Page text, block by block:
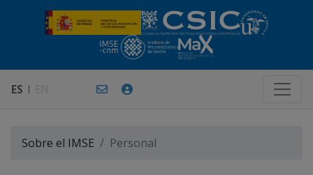
ES
Sobre el IMSE Personal